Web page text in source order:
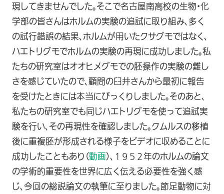
現してきませんでした。そこで名古屋南高校の生物・化
学部の皆さんはホルムの実験の追試に取り組み、多く
の試行錯誤の結果、ホルムが用いたクサグモではなく、
ハエトリグモでホルムの実験の再現に成功しました。私
たちの研究室はオオヒメグモでの胚操作の実験の難し
さを感じていたので、顧問の臼井さんから最初に報告
を受けたときには本当にびっくりしました。そのあと、
私たちの研究室でも同じハエトリグモを使って追試実
験を行い、その再現性を確認しました。クムルスの移植
後に重複胚が形成される様子をビデオに収めることに
成功したこともあり（動画）、１９５２年のホルムの論文
の学術的重要性を世界に広く伝える必要性を強く感
じ、今回の総説論文の執筆に至りました。節足動物に対